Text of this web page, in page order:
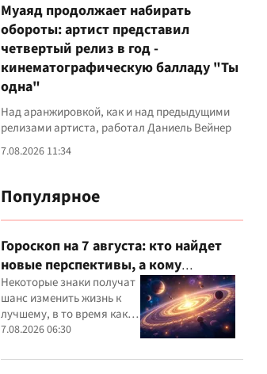
Муаяд продолжает набирать
обороты: артист представил
четвертый релиз в год -
кинематографическую балладу "Ты
одна"
Над аранжировкой, как и над предыдущими
релизами артиста, работал Даниель Вейнер
7.08.2026 11:34
Популярное
Гороскоп на 7 августа: кто найдет
новые перспективы, а кому
придется посмотреть свои
приоритеты
Некоторые знаки получат
шанс изменить жизнь к
лучшему, в то время как
другим звезды советуют
7.08.2026 06:30